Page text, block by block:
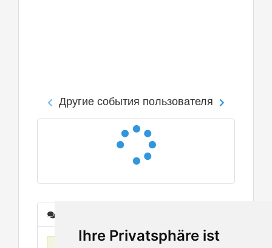
Ihre Privatsphäre ist
Другие события пользователя